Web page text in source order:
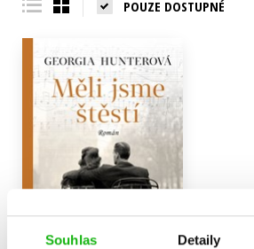
Souhlas Detaily
POUZE DOSTUPNÉ